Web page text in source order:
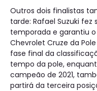
Outros dois finalistas
tarde: Rafael Suzuki
temporada e garantiu
Chevrolet Cruze da
fase final da
tempo da pole,
campeão de 2021,
partirá da terceira